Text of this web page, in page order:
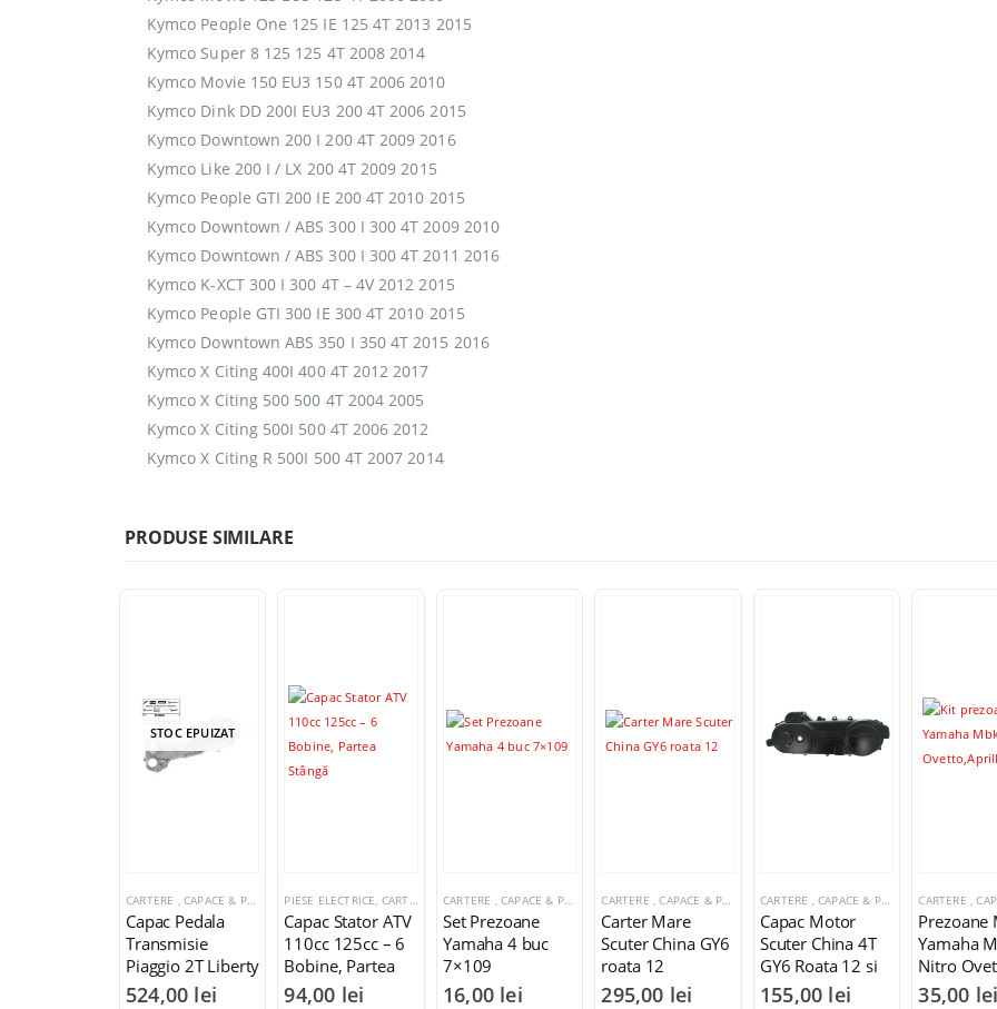
Kymco People One 125 IE 125 4T 2013 2015
Kymco Super 8 125 125 4T 2008 2014
Kymco Movie 150 EU3 150 4T 2006 2010
Kymco Dink DD 200I EU3 200 4T 2006 2015
Kymco Downtown 200 I 200 4T 2009 2016
Kymco Like 200 I / LX 200 4T 2009 2015
Kymco People GTI 200 IE 200 4T 2010 2015
Kymco Downtown / ABS 300 I 300 4T 2009 2010
Kymco Downtown / ABS 300 I 300 4T 2011 2016
Kymco K-XCT 300 I 300 4T – 4V 2012 2015
Kymco People GTI 300 IE 300 4T 2010 2015
Kymco Downtown ABS 350 I 350 4T 2015 2016
Kymco X Citing 400I 400 4T 2012 2017
Kymco X Citing 500 500 4T 2004 2005
Kymco X Citing 500I 500 4T 2006 2012
Kymco X Citing R 500I 500 4T 2007 2014
PRODUSE SIMILARE
STOC EPUIZAT
CARTERE , CAPACE & PREZOANE MOTOR
Capac Pedala
Transmisie
Piaggio 2T Liberty
Fly Gilera DNA 50
524,00 lei
PIESE ELECTRICE CARTERE , CAPACE & PREZOANE MOTOR ,BASHAN SHINERAY ZONGSHEN LONCIN
Capac Stator ATV
110cc 125cc – 6
Bobine, Partea
Stângă
94,00 lei
CARTERE , CAPACE & PREZOANE MOTOR
Set Prezoane
Yamaha 4 buc
7×109
16,00 lei
CARTERE , CAPACE & PREZOANE MOTOR
Carter Mare
Scuter China GY6
roata 12
295,00 lei
CARTERE , CAPACE & PREZOANE MOTOR
Capac Motor
Scuter China 4T
GY6 Roata 12 si
13 inch 460mm
155,00 lei
Prezoane
Yamaha
Nitro
Aprillia
35,00 lei